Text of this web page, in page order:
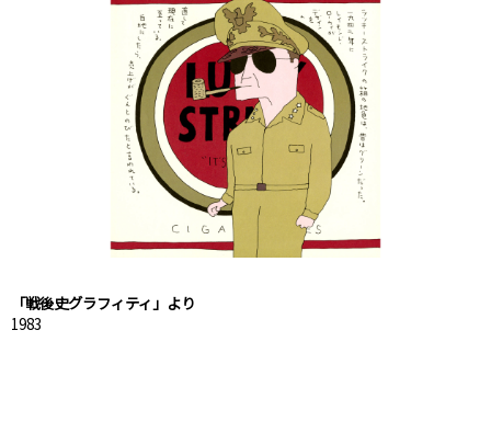
「戦後史グラフィティ」より
1983